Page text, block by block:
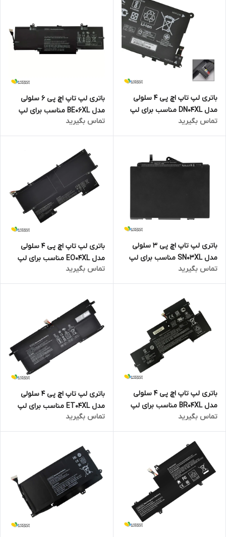
باتری لپ تاپ اچ پی 4 سلولی
مدل DN04XL مناسب برای لپ
تاپ ZBook X2 G4
تماس بگیرید
باتری لپ تاپ اچ پی 6 سلولی
مدل BE06XL مناسب برای لپ
تاپ Elitebook 1040 G4 Folio
تماس بگیرید
باتری لپ تاپ اچ پی 3 سلولی
مدل SN03XL مناسب برای لپ
تاپ EliteBook 820 G3
تماس بگیرید
باتری لپ تاپ اچ پی 4 سلولی
مدل EO04XL مناسب برای لپ
تاپ EliteBook Folio G1 Series
تماس بگیرید
باتری لپ تاپ اچ پی 4 سلولی
مدل BR04XL مناسب برای لپ
تاپ EliteBook Folio 1020 G1
تماس بگیرید
باتری لپ تاپ اچ پی 4 سلولی
مدل ET04XL مناسب برای لپ
تاپ EliteBook X360 1020 G2
تماس بگیرید